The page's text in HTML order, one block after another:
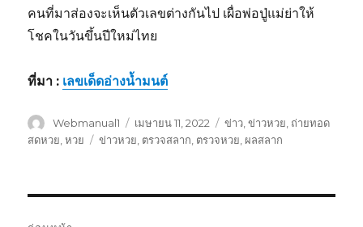
คนที่มาส่องจะเห็นตัวเลขต่างกันไป เผื่อพ่อปู่แม่ย่าให้
โชคในวันขึ้นปีใหม่ไทย
ที่มา : เลขเด็ดอ่างน้ำมนต์
ผู้
เขียน
Webmanual1
เขียน
เมื่อ
เมษายน 11, 2022
หมวด
หมู่
ข่าว ,ข่าวหวย ถ่ายทอด
สดหวย,หวย
ป้าย
ข่าวหวย, ตรวจสลาก, ตรวจหวย, ผลสลาก